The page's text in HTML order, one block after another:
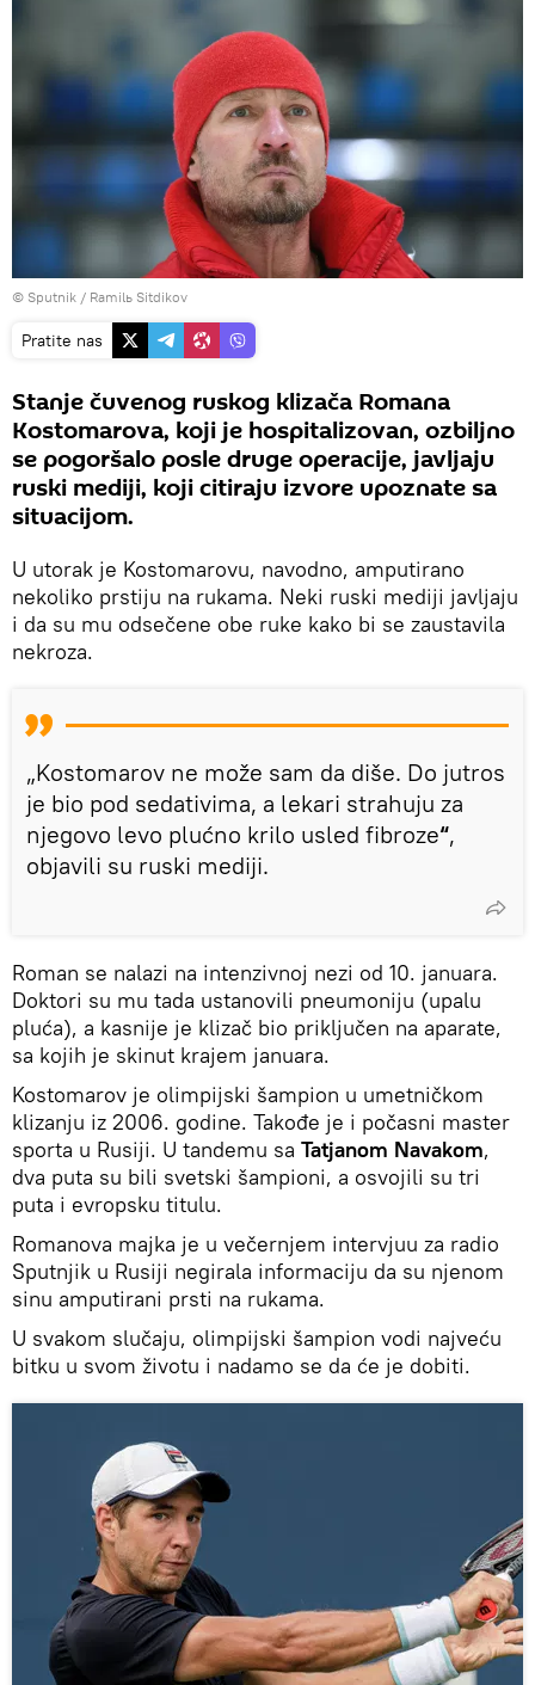
© Sputnik / Ramilь Sitdikov
Pratite nas
Stanje čuvenog ruskog klizača Romana
Kostomarova, koji je hospitalizovan, ozbiljno
se pogoršalo posle druge operacije, javljaju
ruski mediji, koji citiraju izvore upoznate sa
situacijom.
U utorak je Kostomarovu, navodno, amputirano
nekoliko prstiju na rukama. Neki ruski mediji javljaju
i da su mu odsečene obe ruke kako bi se zaustavila
nekroza.
„Kostomarov ne može sam da diše. Do jutros
je bio pod sedativima, a lekari strahuju za
njegovo levo plućno krilo usled fibroze“,
objavili su ruski mediji.
Roman se nalazi na intenzivnoj nezi od 10. januara.
Doktori su mu tada ustanovili pneumoniju (upalu
pluća), a kasnije je klizač bio priključen na aparate,
sa kojih je skinut krajem januara.
Kostomarov je olimpijski šampion u umetničkom
klizanju iz 2006. godine. Takođe je i počasni master
sporta u Rusiji. U tandemu sa Tatjanom Navakom,
dva puta su bili svetski šampioni, a osvojili su tri
puta i evropsku titulu.
Romanova majka je u večernjem intervjuu za radio
Sputnjik u Rusiji negirala informaciju da su njenom
sinu amputirani prsti na rukama.
U svakom slučaju, olimpijski šampion vodi najveću
bitku u svom životu i nadamo se da će je dobiti.